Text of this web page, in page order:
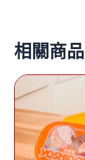
相關商品